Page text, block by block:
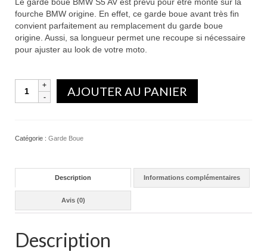
fourche BMW origine. En effet, ce garde boue avant très fin
convient parfaitement au remplacement du garde boue
origine. Aussi, sa longueur permet une recoupe si nécessaire
pour ajuster au look de votre moto.
Quantité AJOUTER AU PANIER
Catégorie : Garde Boue
Description Informations complémentaires
Avis (0)
Description